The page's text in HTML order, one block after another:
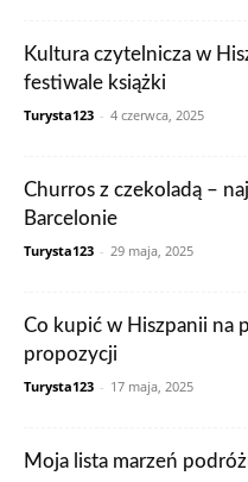
Kultura czytelnicza w
festiwale książki
Turysta123 - 4 czerwca, 2025
Churros z czekoladą –
Barcelonie
Turysta123 - 29 maja, 2025
Co kupić w Hiszpanii na
propozycji
Turysta123 - 17 maja, 2025
Moja lista marzeń